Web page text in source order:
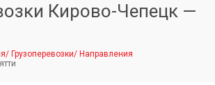
Кирово-Чепецк —
/ Грузоперевозки/ Направления